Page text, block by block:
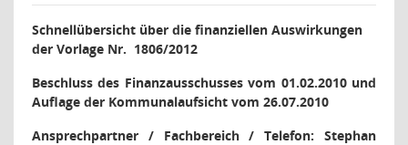
Schnellübersicht über die finanziellen Auswirkungen
der Vorlage Nr. 1806/2012
Beschluss des Finanzausschusses vom 01.02.2010 und
Auflage der Kommunalaufsicht vom 26.07.2010
Ansprechpartner / Fachbereich / Telefon: Stephan